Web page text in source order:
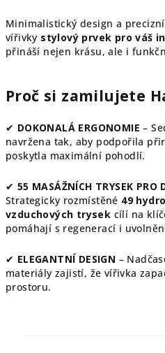
Minimalistický design a
vířivky stylový prvek pro váš
přináší nejen krásu, ale i
Proč si zamilujete
✔ DOKONALÁ ERGONOMIE –
navržena tak, aby podpořila
poskytla maximální pohodlí.
✔ 55 MASÁŽNÍCH TRYSEK PRO
Strategicky rozmístěné 49
vzduchových trysek cílí na
pomáhají s regenerací i
✔ ELEGANTNÍ DESIGN –
materiály zajistí, že vířivka
prostoru.